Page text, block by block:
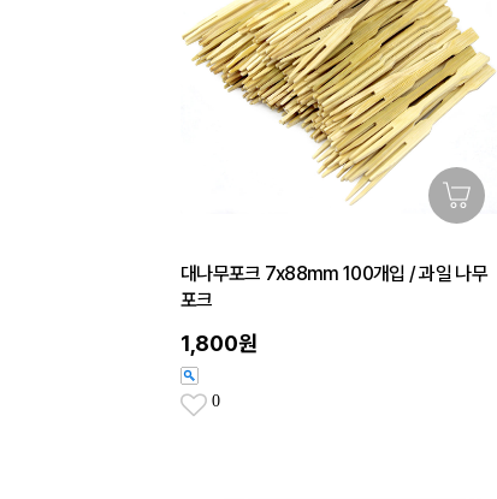
대나무포크 7x88mm 100개입 / 과일 나무
포크
1,800원
0